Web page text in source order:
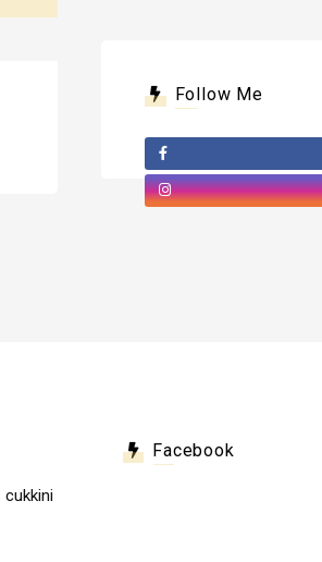
Follow Me
cukkini
Facebook